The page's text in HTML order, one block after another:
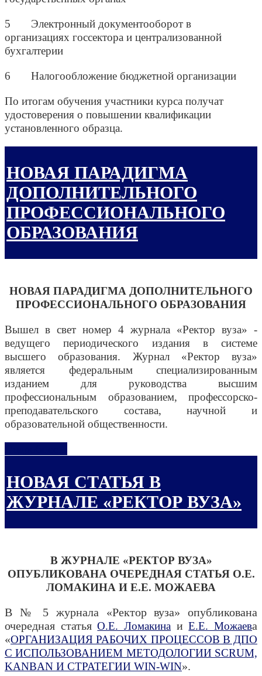
5 Электронный документооборот в
организациях госсектора и централизованной
бухгалтерии
6 Налогообложение бюджетной организации
По итогам обучения участники курса получат
удостоверения о повышении квалификации
установленного образца.
НОВАЯ ПАРАДИГМА
ДОПОЛНИТЕЛЬНОГО
ПРОФЕССИОНАЛЬНОГО
ОБРАЗОВАНИЯ
НОВАЯ ПАРАДИГМА ДОПОЛНИТЕЛЬНОГО
ПРОФЕССИОНАЛЬНОГО ОБРАЗОВАНИЯ
Вышел в свет номер 4 журнала «Ректор вуза» -
ведущего периодического издания в системе
высшего образования. Журнал «Ректор вуза»
является федеральным специализированным
изданием для руководства высшим
профессиональным образованием, профессорско-
преподавательского состава, научной и
образовательной общественности.
НОВАЯ СТАТЬЯ В
ЖУРНАЛЕ «РЕКТОР ВУЗА»
В ЖУРНАЛЕ «РЕКТОР ВУЗА»
ОПУБЛИКОВАНА ОЧЕРЕДНАЯ СТАТЬЯ О.Е.
ЛОМАКИНА И Е.Е. МОЖАЕВА
В № 5 журнала «Ректор вуза» опубликована
очередная статьяО.Е. Ломакина иЕ.Е. Можаева
«ОРГАНИЗАЦИЯ РАБОЧИХ ПРОЦЕССОВ В ДПО
С ИСПОЛЬЗОВАНИЕМ МЕТОДОЛОГИИ SCRUM,
KANBAN И СТРАТЕГИИ WIN-WIN».